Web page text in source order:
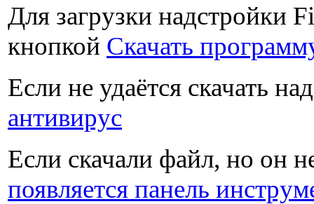
Для загрузки надстройки
кнопкой Скачать
Если не удаётся скачать
антивирус
Если скачали файл, но он
появляется панель